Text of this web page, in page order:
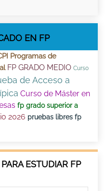
EN FP
Programas de
FP GRADO MEDIO Curso
de Acceso a
Curso de Máster en
fp grado superior a
2026 pruebas libres fp
ESTUDIAR FP